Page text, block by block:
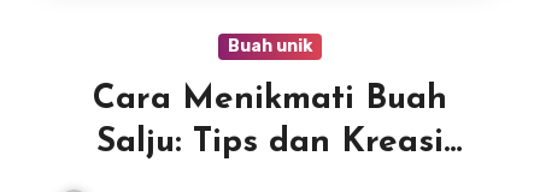
Buah unik
Cara Menikmati Buah
Salju: Tips dan Kreasi